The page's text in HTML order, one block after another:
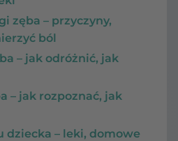
zęba – przyczyny,
ból
– jak odróżnić, jak
– jak rozpoznać, jak
dziecka – leki, domowe